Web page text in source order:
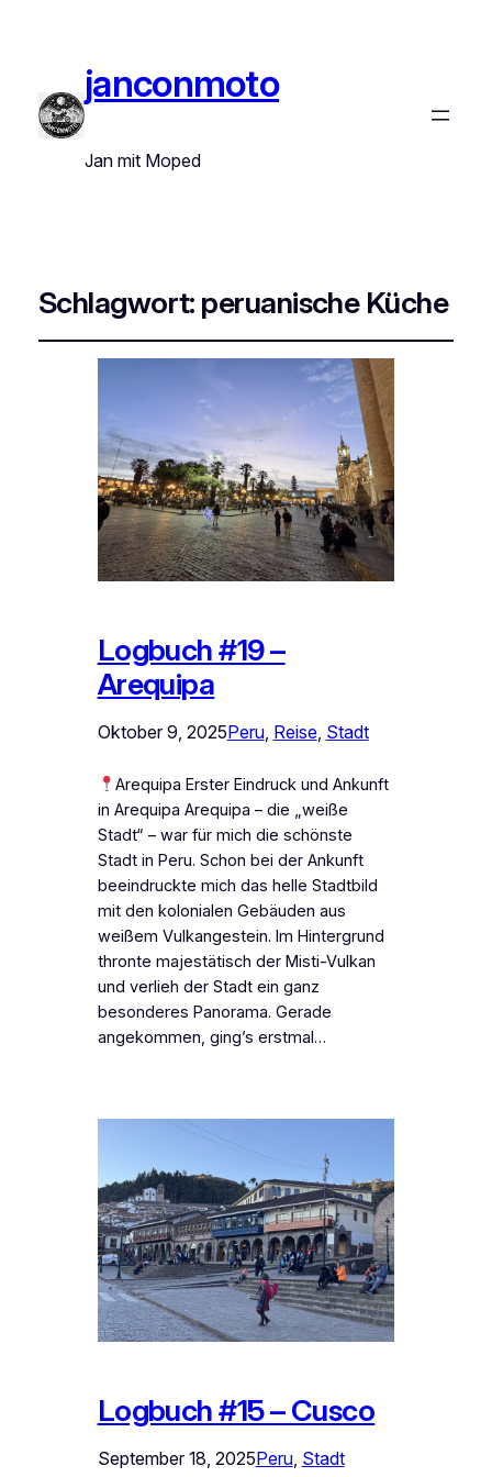
janconmoto
Jan mit Moped
Schlagwort: peruanische Küche
Logbuch #19 –
Arequipa
Oktober 9, 2025Peru, Reise, Stadt
Arequipa Erster Eindruck und Ankunft
in Arequipa Arequipa – die „weiße
Stadt“ – war für mich die schönste
Stadt in Peru. Schon bei der Ankunft
beeindruckte mich das helle Stadtbild
mit den kolonialen Gebäuden aus
weißem Vulkangestein. Im Hintergrund
thronte majestätisch der Misti-Vulkan
und verlieh der Stadt ein ganz
besonderes Panorama. Gerade
angekommen, ging’s erstmal…
Logbuch #15 – Cusco
September 18, 2025Peru, Stadt